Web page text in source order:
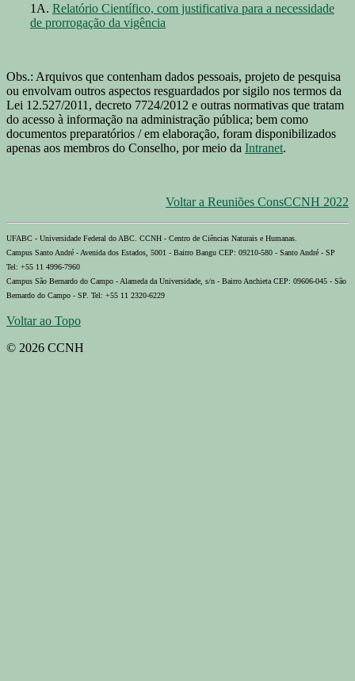
1A. Relatório Científico, com justificativa para a necessidade
de prorrogação da vigência
Obs.: Arquivos que contenham dados pessoais, projeto de pesquisa
ou envolvam outros aspectos resguardados por sigilo nos termos da
Lei 12.527/2011, decreto 7724/2012 e outras normativas que tratam
do acesso à informação na administração pública; bem como
documentos preparatórios / em elaboração, foram disponibilizados
apenas aos membros do Conselho, por meio da Intranet.
Voltar a Reuniões ConsCCNH 2022
UFABC - Universidade Federal do ABC. CCNH - Centro de Ciências Naturais e Humanas.
Campus Santo André - Avenida dos Estados, 5001 - Bairro Bangu CEP: 09210-580 - Santo André - SP
Tel: +55 11 4996-7960
Campus São Bernardo do Campo - Alameda da Universidade, s/n - Bairro Anchieta CEP: 09606-045 - São
Bernardo do Campo - SP. Tel: +55 11 2320-6229
Voltar ao Topo
© 2026 CCNH